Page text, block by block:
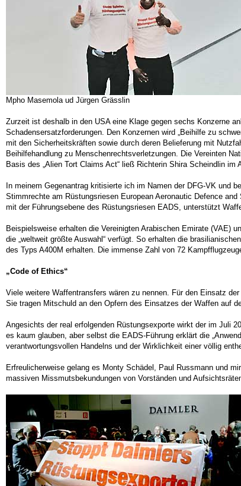
Mpho Masemola ud Jürgen Grässlin
Zurzeit ist deshalb in den USA eine Klage gegen sechs Konzerne
Schadensersatzforderungen. Den Konzernen wird „Beihilfe zu
mit den Sicherheitskräften sowie durch deren Belieferung mit
Beihilfehandlung zu Menschenrechtsverletzungen. Die Vereinten
Basis des „Alien Tort Claims Act“ ließ Richterin Shira Scheindlin
In meinem Gegenantrag kritisierte ich im Namen der DFG-VK und
Stimmrechte am Rüstungsriesen European Aeronautic Defence
mit der Führungsebene des Rüstungsriesen EADS, unterstützt
Beispielsweise erhalten die Vereinigten Arabischen Emirate (VAE)
die „weltweit größte Auswahl“ verfügt. So erhalten die
des Typs A400M erhalten. Die immense Zahl von 72
„Code of Ethics“
Viele weitere Waffentransfers wären zu nennen. Für den Einsatz
Sie tragen Mitschuld an den Opfern des Einsatzes der Waffen auf
Angesichts der real erfolgenden Rüstungsexporte wirkt der im Juli
es kaum glauben, aber selbst die EADS-Führung erklärt die
verantwortungsvollen Handelns und der Wirklichkeit einer völlig
Erfreulicherweise gelang es Monty Schädel, Paul Russmann und
massiven Missmutsbekundungen von Vorständen und